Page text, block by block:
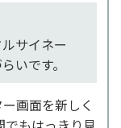
サイネー
いです。
画面を新しく